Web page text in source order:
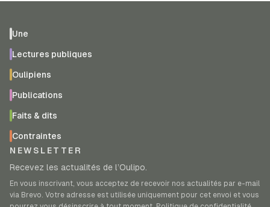
Une
Lectures publiques
Oulipiens
Publications
Faits & dits
Contraintes
NEWSLETTER
Recevez les actualités de l’Oulipo.
En vous inscrivant, vous acceptez de recevoir nos actualités par e-mail
via Brevo. Votre adresse est utilisée uniquement pour cet envoi et vous